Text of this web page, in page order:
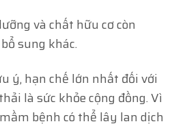
và chất hữu cơ còn
sung khác.
ý, hạn chế lớn nhất đối với
là sức khỏe cộng đồng. Vì
bệnh có thể lây lan dịch